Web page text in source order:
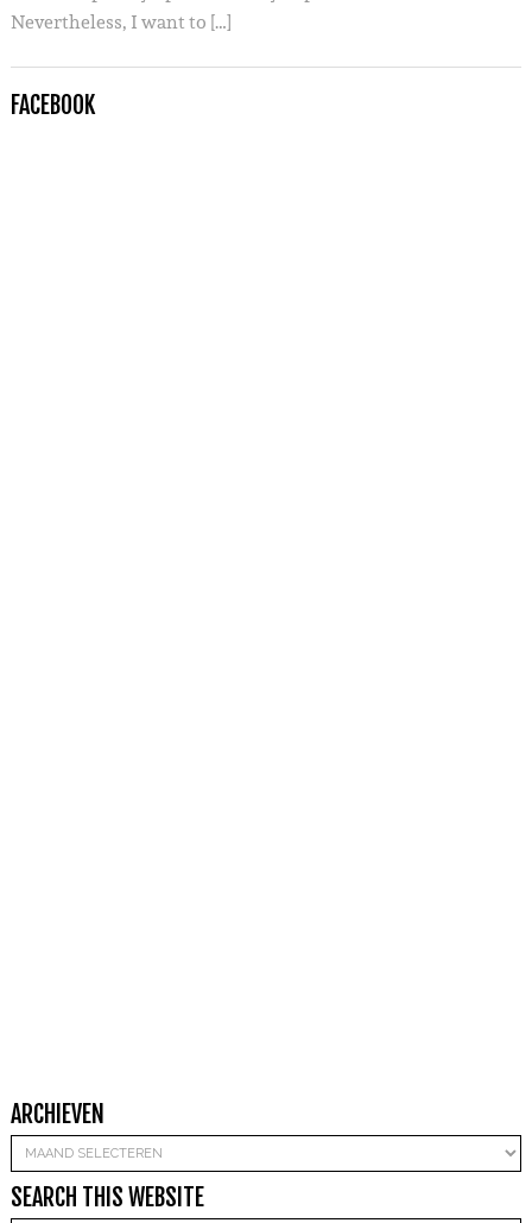
Nevertheless, I want to […]
FACEBOOK
ARCHIEVEN
Archieven
SEARCH THIS WEBSITE